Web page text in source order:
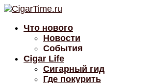
Что нового
Новости
События
Cigar Life
Сигарный гид
Где покурить